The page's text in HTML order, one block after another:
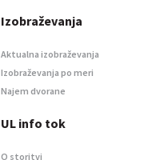
Izobraževanja
Aktualna izobraževanja
Izobraževanja po meri
Najem dvorane
UL info tok
O storitvi